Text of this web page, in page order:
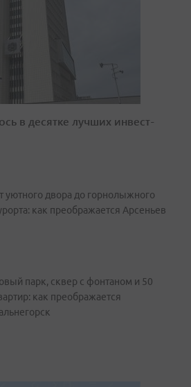
в десятке лучших инвест-
уютного двора до горнолыжного
как преображается Арсеньев
парк, сквер с фонтаном и 50
как преображается